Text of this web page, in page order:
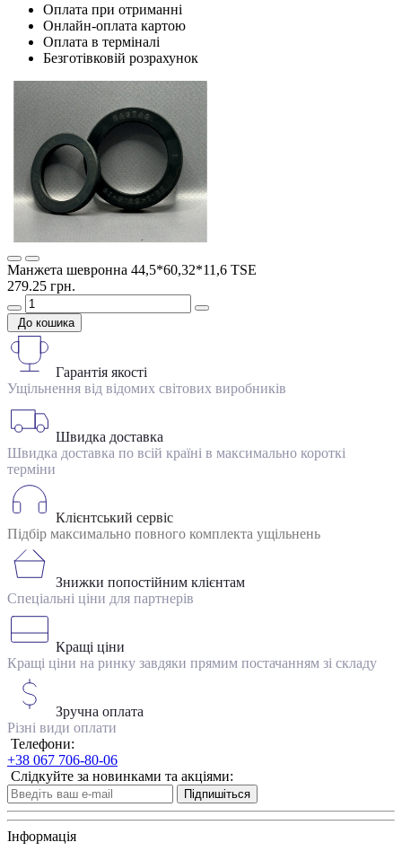
Оплата при отриманні
Онлайн-оплата картою
Оплата в терміналі
Безготівковій розрахунок
Манжета шевронна 44,5*60,32*11,6 TSE
279.25 грн.
До кошика
Гарантія якості
Ущільнення від відомих світових виробників
Швидка доставка
Швидка доставка по всій країні в максимально короткі
терміни
Клієнтський сервіс
Підбір максимально повного комплекта ущільнень
Знижки попостійним клієнтам
Спеціальні ціни для партнерів
Кращі ціни
Кращі ціни на ринку завдяки прямим постачанням зі складу
Зручна оплата
Різні види оплати
Телефони:
+38 067 706-80-06
Слідкуйте за новинками та акціями:
Підпишіться
Інформація